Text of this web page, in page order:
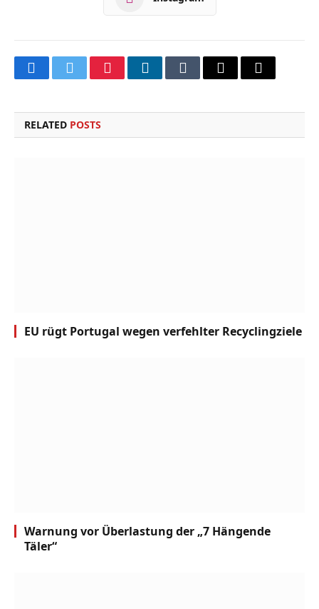
FacebookTwitterPinterestLinkedInTumblrEmail
Copy
RELATED POSTS
EU rügt Portugal wegen verfehlter Recyclingziele
Warnung vor Überlastung der „7 Hängende
Täler“